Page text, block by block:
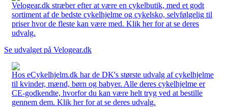
Velogear.dk stræber efter at være en cykelbutik, med et godt
sortiment af de bedste cykelhjelme og cykelsko, selvfølgelig til
priser hvor de fleste kan være med. Klik her for at se deres
udvalg.
Se udvalget på Velogear.dk
Hos eCykelhjelm.dk har de DK's største udvalg af cykelhjelme
til kvinder, mænd, børn og babyer. Alle deres cykelhjelme er
CE-godkendte, hvorfor du kan være helt tryg ved at bestille
gennem dem. Klik her for at se deres udvalg.